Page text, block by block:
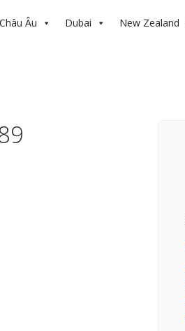
Châu Âu Dubai New Zealand